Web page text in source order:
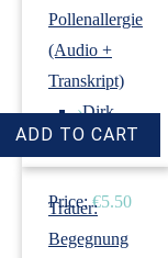
Pollenallergie
(Audio +
Transkript)
›Dirk
Revenstorf
Price: €5.50
Trauer:
Begegnung